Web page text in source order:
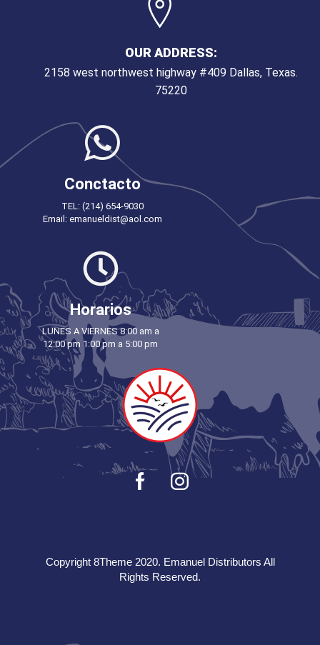
OUR ADDRESS:
2158 west northwest highway #409 Dallas, Texas.
75220
Conctacto
TEL: (214) 654-9030
Email: emanueldist@aol.com
Horarios
LUNES A VIERNES 8:00 am a
12:00 pm 1:00 pm a 5:00 pm
Copyright 8Theme 2020. Emanuel Distributors All
Rights Reserved.